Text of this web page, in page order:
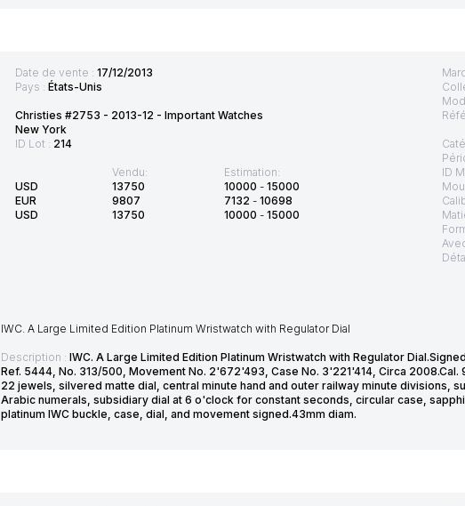
Date de vente : 17/12/2013
Pays : États-Unis
Christies #2753 - 2013-12 - Important Watches
New York
ID Lot : 214
USD
EUR
USD
Vendu:
13750
9807
13750
Estimation:
10000 - 15000
7132 - 10698
10000 - 15000
ID
IWC. A Large Limited Edition Platinum Wristwatch with Regulator Dial
Description : IWC. A Large Limited Edition Platinum Wristwatch with Regulator
Ref. 5444, No. 313/500, Movement No. 2'672'493, Case No. 3'221'414, Circa
22 jewels, silvered matte dial, central minute hand and outer railway minute divisions,
Arabic numerals, subsidiary dial at 6 o'clock for constant seconds, circular case,
platinum IWC buckle, case, dial, and movement signed.43mm diam.